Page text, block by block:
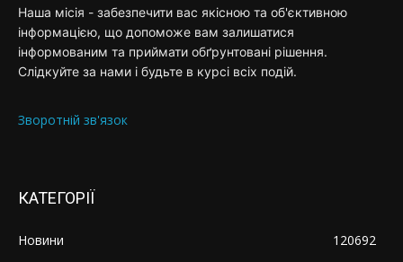
Наша місія - забезпечити вас якісною та об'єктивною
інформацією, що допоможе вам залишатися
інформованим та приймати обґрунтовані рішення.
Слідкуйте за нами і будьте в курсі всіх подій.
Зворотній зв'язок
КАТЕГОРІЇ
Новини
120692